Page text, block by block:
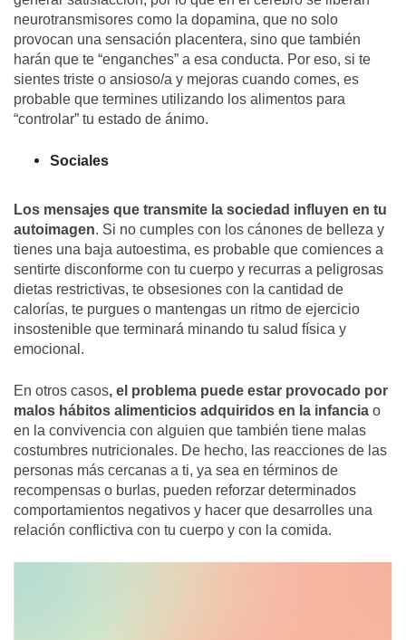
neurotransmisores como la dopamina, que no solo
provocan una sensación placentera, sino que también
harán que te “enganches” a esa conducta. Por eso, si te
sientes triste o ansioso/a y mejoras cuando comes, es
probable que termines utilizando los alimentos para
“controlar” tu estado de ánimo.
Sociales
Los mensajes que transmite la sociedad influyen en tu
autoimagen. Si no cumples con los cánones de belleza y
tienes una baja autoestima, es probable que comiences a
sentirte disconforme con tu cuerpo y recurras a peligrosas
dietas restrictivas, te obsesiones con la cantidad de
calorías, te purgues o mantengas un ritmo de ejercicio
insostenible que terminará minando tu salud física y
emocional.
En otros casos, el problema puede estar provocado por
malos hábitos alimenticios adquiridos en la infancia o
en la convivencia con alguien que también tiene malas
costumbres nutricionales. De hecho, las reacciones de las
personas más cercanas a ti, ya sea en términos de
recompensas o burlas, pueden reforzar determinados
comportamientos negativos y hacer que desarrolles una
relación conflictiva con tu cuerpo y con la comida.